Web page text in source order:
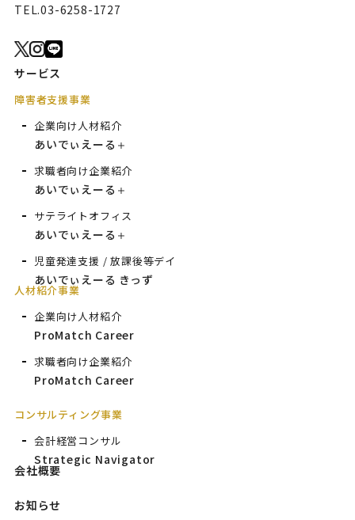
TEL.03-6258-1727
サービス
障害者支援事業
企業向け人材紹介
あいでぃえーる ＋
求職者向け企業紹介
あいでぃえーる ＋
サテライトオフィス
あいでぃえーる ＋
児童発達支援 / 放課後等デイ
あいでぃえーる きっず
人材紹介事業
企業向け人材紹介
ProMatch Career
求職者向け企業紹介
ProMatch Career
コンサルティング事業
会計経営コンサル
Strategic Navigator
会社概要
お知らせ